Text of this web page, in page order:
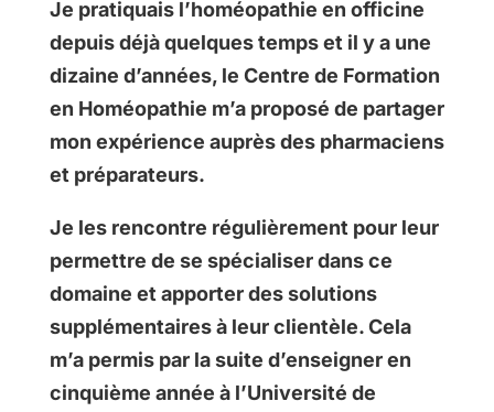
Je pratiquais l’homéopathie en officine
depuis déjà quelques temps et il y a une
dizaine d’années, le Centre de Formation
en Homéopathie m’a proposé de partager
mon expérience auprès des pharmaciens
et préparateurs.
Je les rencontre régulièrement pour leur
permettre de se spécialiser dans ce
domaine et apporter des solutions
supplémentaires à leur clientèle. Cela
m’a permis par la suite d’enseigner en
cinquième année à l’Université de